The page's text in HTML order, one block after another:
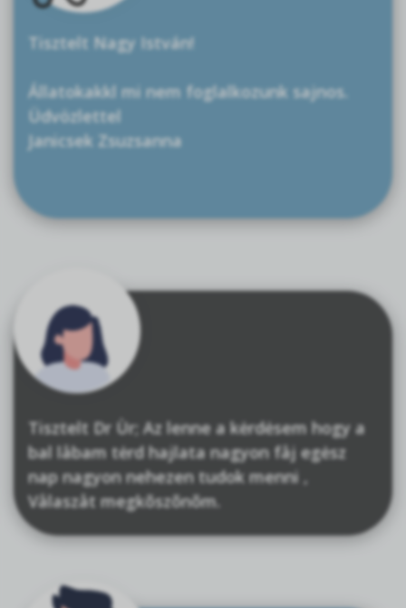
Tisztelt Nagy István!
Állatokakkl mi nem foglalkozunk sajnos.
Üdvözlettel
Janicsek Zsuzsanna
Tisztelt Dr Ùr; Az lenne a kėrdėsem hogy a
bal låbam tėrd hajlata nagyon fåj egėsz
nap nagyon nehezen tudok menni ,
Vålaszåt megkõszõnõm.